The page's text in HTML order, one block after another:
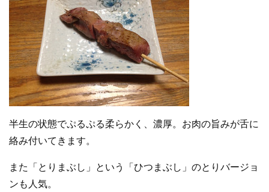
半生の状態でぷるぷる柔らかく、濃厚。お肉の旨みが舌に
絡み付いてきます。
また「とりまぶし」という「ひつまぶし」のとりバージョ
ンも人気。